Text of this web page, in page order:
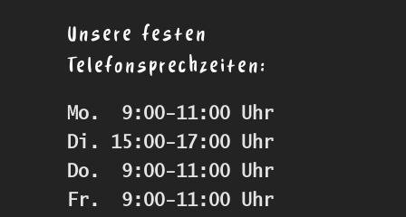
Unsere festen
Telefonsprechzeiten:
Mo.  9:00-11:00 Uhr
Di. 15:00-17:00 Uhr
Do.  9:00-11:00 Uhr
Fr.  9:00-11:00 Uhr